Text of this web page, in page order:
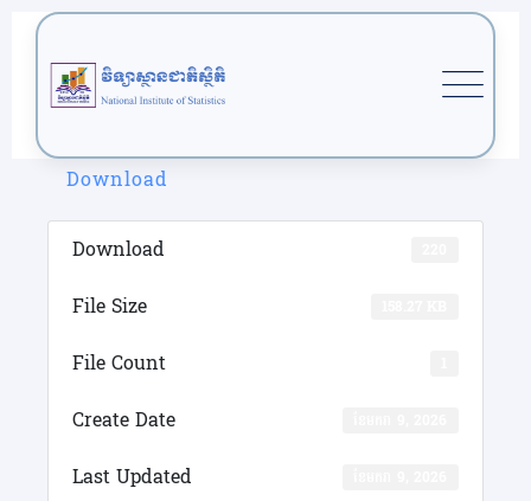
Skip
content
Download
Download
File Size
File Count
Create Date
Last Updated